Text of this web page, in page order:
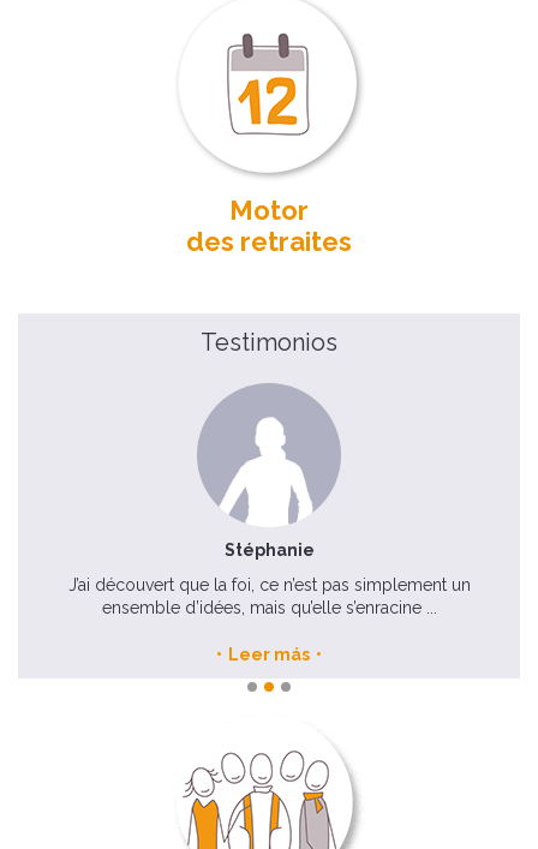
Motor
des retraites
Testimonios
Stéphanie
J’ai découvert que la foi, ce n’est pas simplement un
ensemble d’idées, mais qu’elle s’enracine ...
Leer más